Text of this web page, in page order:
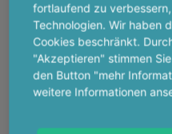
fortlaufend zu
Technologien. Wir haben
Cookies beschränkt.
"Akzeptieren" stimmen
den Button "mehr
weitere Informationen